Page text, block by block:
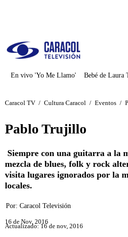
En vivo 'Yo Me Llamo' Bebé de Laura
Caracol TV / Cultura Caracol / Eventos /
Pablo Trujillo
Siempre con una guitarra a la
mezcla de blues, folk y rock
visita lugares ignorados por la
locales.
Por: Caracol Televisión
16 de Nov, 2016
Actualizado: 16 de nov, 2016